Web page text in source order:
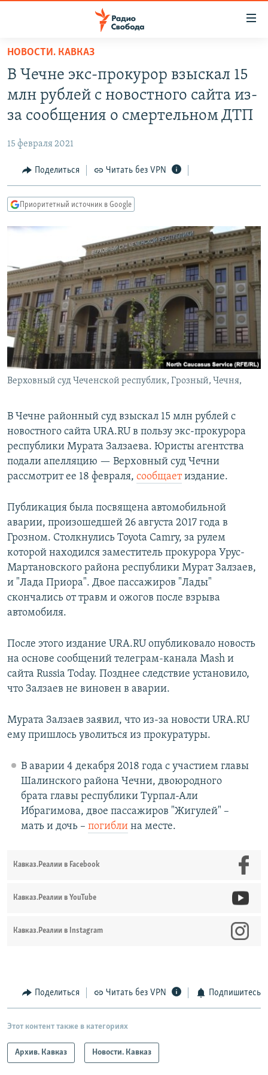
упрощенного
доступа
основному
Вернутся
Вернутся
ПОДКАСТЫ
АВТОРСКИЕ ПРОЕКТЫ
МНЕНИЯ
КУЛЬТУРА
КАВКАЗ.РЕАЛИИ
СИБИРЬ.РЕАЛИИ
РАСПИСАНИЕ ВЕЩАНИЯ
ПОДПИШИТЕСЬ НА РАССЫЛКУ
СОЦИАЛЬНЫЕ СЕТИ
Все сайты РСЕ/РС
НОВОСТИ. КАВКАЗ
В Чечне экс-прокурор взыскал 15
млн рублей с новостного сайта из-
за сообщения о смертельном ДТП
15 февраля 2021
Поделиться Читать без VPN
Приоритетный источник в Google
Верховный суд Чеченской республик, Грозный, Чечня,
В Чечне районный суд взыскал 15 млн рублей с
новостного сайта URA.RU в пользу экс-прокурора
республики Мурата Залзаева. Юристы агентства
подали апелляцию — Верховный суд Чечни
рассмотрит ее 18 февраля, сообщаетиздание.
Публикация была посвящена автомобильной
аварии, произошедшей 26 августа 2017 года в
Грозном. Столкнулись Toyota Camry, за рулем
которой находился заместитель прокурора Урус-
Мартановского района республики Мурат Залзаев,
и "Лада Приора". Двое пассажиров "Лады"
скончались от травм и ожогов после взрыва
автомобиля.
После этого издание URA.RU опубликовало новость
на основе сообщений телеграм-канала Mash и
сайта Russia Today. Позднее следствие установило,
что Залзаев не виновен в аварии.
Мурата Залзаев заявил, что из-за новости URA.RU
ему пришлось уволиться из прокуратуры.
В аварии 4 декабря 2018 года с участием главы
Шалинского района Чечни, двоюродного
брата главы республики Турпал-Али
Ибрагимова, двое пассажиров "Жигулей" –
мать и дочь – погиблина месте.
Кавказ.Реалии в Facebook
Кавказ.Реалии в YouTube
Кавказ.Реалии в Instagram
Поделиться Читать без VPN Подпишитесь
Этот контент также в категориях
Архив. Кавказ Новости. Кавказ